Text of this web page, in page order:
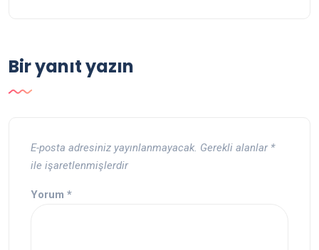
Bir yanıt yazın
E-posta adresiniz yayınlanmayacak. Gerekli alanlar *
ile işaretlenmişlerdir
Yorum *